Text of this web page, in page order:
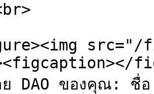
DAO ของคุณ: ชื่อ